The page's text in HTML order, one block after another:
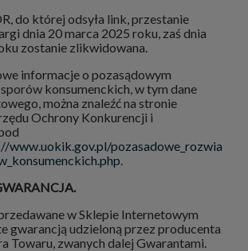
do której odsyła link, przestanie
dnia 20 marca 2025 roku, zaś dnia
zostanie zlikwidowana.
informacje o pozasądowym
konsumenckich, w tym dane
można znaleźć na stronie
Ochrony Konkurencji i
www.uokik.gov.pl/pozasadowe_rozwia
w Sklepie Internetowym
gwarancją udzieloną przez producenta
Towaru, zwanych dalej Gwarantami.